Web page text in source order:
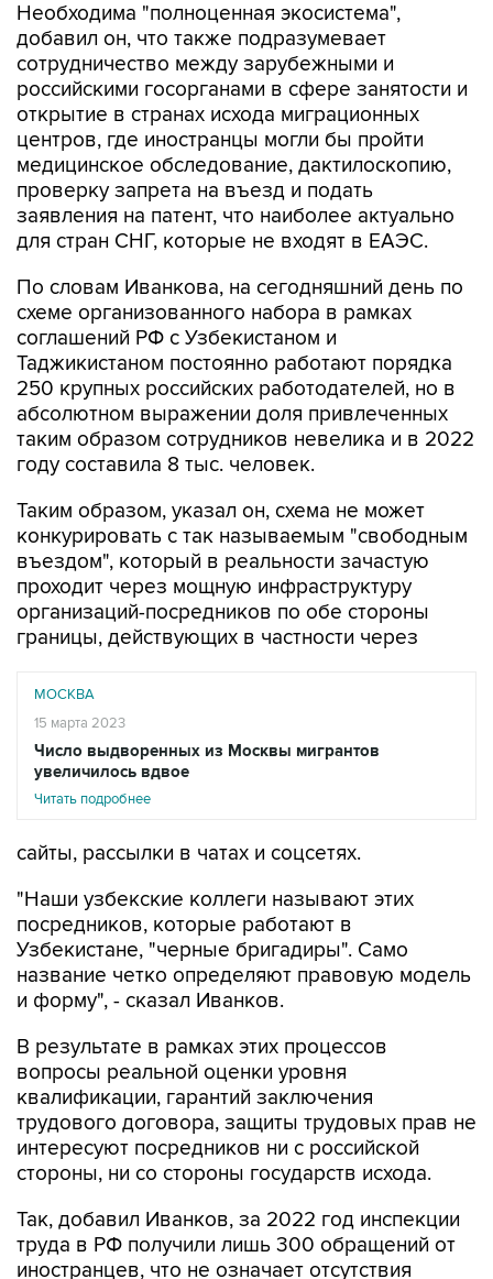
Необходима "полноценная экосистема",
добавил он, что также подразумевает
сотрудничество между зарубежными и
российскими госорганами в сфере занятости и
открытие в странах исхода миграционных
центров, где иностранцы могли бы пройти
медицинское обследование, дактилоскопию,
проверку запрета на въезд и подать
заявления на патент, что наиболее актуально
для стран СНГ, которые не входят в ЕАЭС.
По словам Иванкова, на сегодняшний день по
схеме организованного набора в рамках
соглашений РФ с Узбекистаном и
Таджикистаном постоянно работают порядка
250 крупных российских работодателей, но в
абсолютном выражении доля привлеченных
таким образом сотрудников невелика и в 2022
году составила 8 тыс. человек.
Таким образом, указал он, схема не может
конкурировать с так называемым "свободным
въездом", который в реальности зачастую
проходит через мощную инфраструктуру
организаций-посредников по обе стороны
границы, действующих в частности через
МОСКВА
15 марта 2023
Число выдворенных из Москвы мигрантов
увеличилось вдвое
Читать подробнее
сайты, рассылки в чатах и соцсетях.
"Наши узбекские коллеги называют этих
посредников, которые работают в
Узбекистане, "черные бригадиры". Само
название четко определяют правовую модель
и форму", - сказал Иванков.
В результате в рамках этих процессов
вопросы реальной оценки уровня
квалификации, гарантий заключения
трудового договора, защиты трудовых прав не
интересуют посредников ни с российской
стороны, ни со стороны государств исхода.
Так, добавил Иванков, за 2022 год инспекции
труда в РФ получили лишь 300 обращений от
иностранцев, что не означает отсутствия